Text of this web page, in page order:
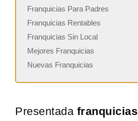
Franquicias Para Padres
Franquicias Rentables
Franquicias Sin Local
Mejores Franquicias
Nuevas Franquicias
Presentada franquicias